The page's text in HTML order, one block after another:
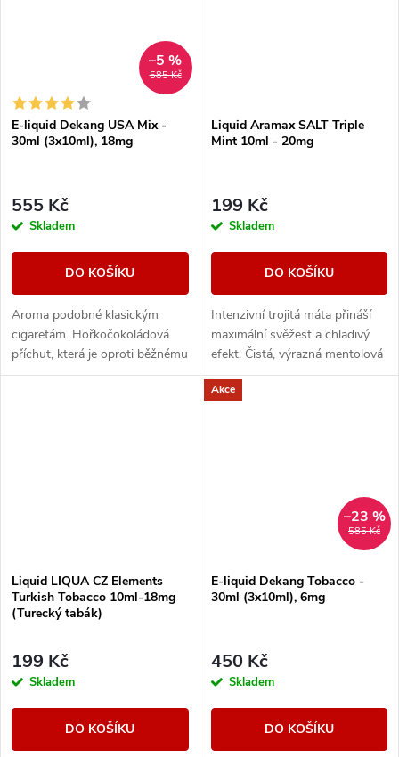
585 Kč
–5 %
E-liquid Dekang USA Mix -
30ml (3x10ml), 18mg
555 Kč
Skladem
DO KOŠÍKU
Aroma podobné klasickým
cigaretám. Hořkočokoládová
příchut, která je oproti běžnému
tabáku jemnější a nasládlejší. Z
Liquid Aramax SALT Triple
Mint 10ml - 20mg
199 Kč
Skladem
DO KOŠÍKU
Intenzivní trojitá máta přináší
maximální svěžest a chladivý
efekt. Čistá, výrazná mentolová
chuť pro milovníky silného
osvěžení.
Liquid LIQUA CZ Elements
Turkish Tobacco 10ml-18mg
(Turecký tabák)
199 Kč
Skladem
DO KOŠÍKU
Akce
585 Kč
–23 %
E-liquid Dekang Tobacco -
30ml (3x10ml), 6mg
450 Kč
Skladem
DO KOŠÍKU